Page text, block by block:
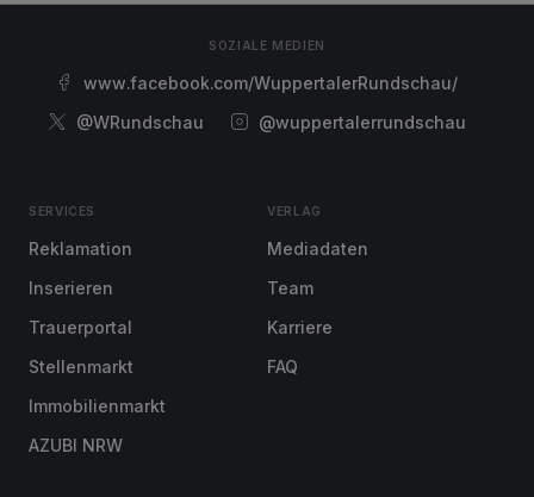
SOZIALE MEDIEN
www.facebook.com/WuppertalerRundschau/
@WRundschau
@wuppertalerrundschau
SERVICES
Reklamation
Inserieren
Trauerportal
Stellenmarkt
Immobilienmarkt
AZUBI NRW
VERLAG
Mediadaten
Team
Karriere
FAQ